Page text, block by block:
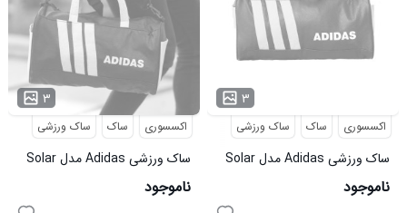
۳
اکسسوری ساک ساک ورزشی
ساک ورزشی Adidas مدل Solar
سفید
ناموجود
۳
اکسسوری ساک ساک ورزشی
ساک ورزشی Adidas مدل Solar
زرد
ناموجود